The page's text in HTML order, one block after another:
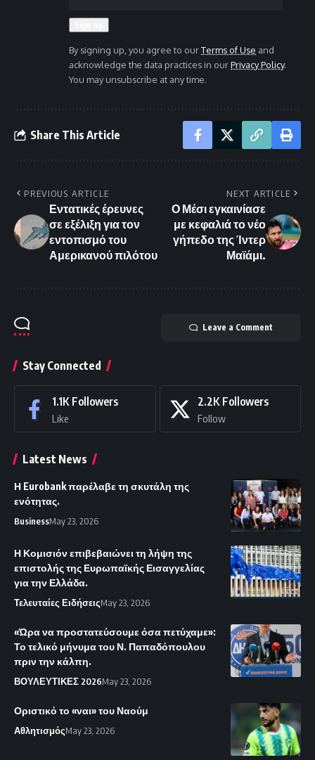
By signing up, you agree to ourTerms of Use and
acknowledge the data practices in ourPrivacy Policy.
You may unsubscribe at any time.
Share This Article
PREVIOUS ARTICLE
Εντατικές έρευνες
σε εξέλιξη για τον
εντοπισμό του
Αμερικανού πιλότου
NEXT ARTICLE
Ο Μέσι εγκαινίασε
με κεφαλιά το νέο
γήπεδο της Ίντερ
Μαϊάμι.
Leave a Comment
Stay Connected
1.1K Followers
Like
2.2K Followers
Follow
Latest News
Η Eurobank παρέλαβε τη σκυτάλη της
ενότητας.
BusinessMay 23, 2026
Η Κομισιόν επιβεβαιώνει τη λήψη της
επιστολής της Ευρωπαϊκής Εισαγγελίας
για την Ελλάδα.
Τελευταίες ΕιδήσειςMay 23, 2026
«Ώρα να προστατεύσουμε όσα πετύχαμε»:
Το τελικό μήνυμα του Ν. Παπαδόπουλου
πριν την κάλπη.
ΒΟΥΛΕΥΤΙΚΕΣ 2026May 23, 2026
Οριστικό το «ναι» του Ναούμ
ΑθλητισμόςMay 23, 2026